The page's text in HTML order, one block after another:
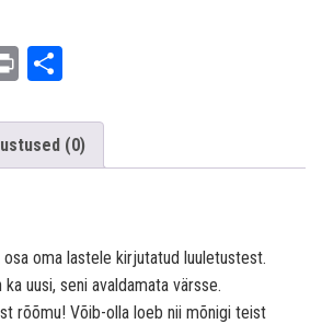
Pr
e
(0)
osa oma lastele kirjutatud luuletustest.
ka uusi, seni avaldamata värsse.
rõõmu! Võib-olla loeb nii mõnigi teist